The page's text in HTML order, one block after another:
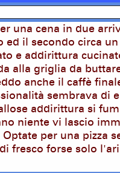
una cena in due
ed il secondo circa
e addirittura
alla griglia da
anche il caffè
sembrava di
addirittura si
niente vi lascio
per una pizza
fresco forse solo